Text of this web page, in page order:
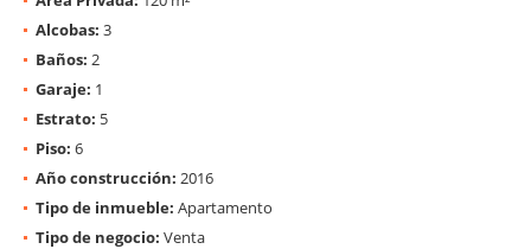
Alcobas: 3
Baños: 2
Garaje: 1
Estrato: 5
Piso: 6
Año construcción: 2016
Tipo de inmueble: Apartamento
Tipo de negocio: Venta